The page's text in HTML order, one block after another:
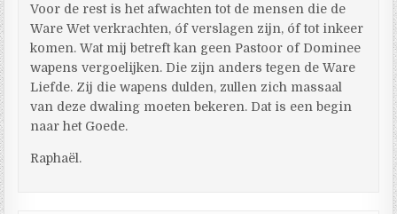
Voor de rest is het afwachten tot de mensen die de
Ware Wet verkrachten, óf verslagen zijn, óf tot inkeer
komen. Wat mij betreft kan geen Pastoor of Dominee
wapens vergoelijken. Die zijn anders tegen de Ware
Liefde. Zij die wapens dulden, zullen zich massaal
van deze dwaling moeten bekeren. Dat is een begin
naar het Goede.
Raphaël.